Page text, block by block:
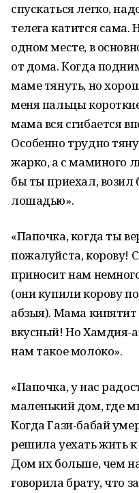
спускаться легко,
телега катится сама.
одном месте, в
от дома. Когда
маме тянуть, но
меня пальцы
мама вся сгибается
Особенно трудно
жарко, а с маминого
бы ты приехал, возил
лошадью».
«Папочка, когда ты
пожалуйста, корову!
приносит нам
(они купили корову
абзыя). Мама кипятит
вкусный! Но Хамдия-
нам такое молоко».
«Папочка, у нас
маленький дом, где
Когда Гази-бабай
решила уехать жить
Дом их больше, чем
говорила брату, что